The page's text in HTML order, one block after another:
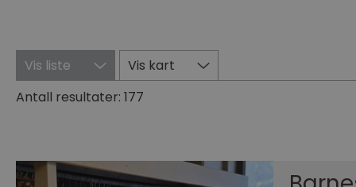
Vis liste
Vis kart
Antall resultater: 177